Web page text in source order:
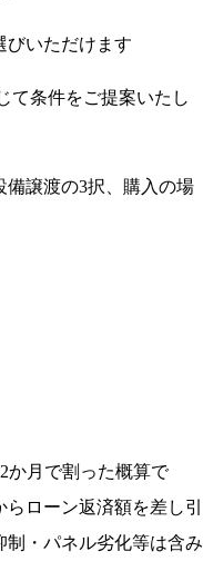
びいただけます
て条件をご提案いたし
譲渡の3択、購入の場
か月で割った概算で
ローン返済額を差し引
制・パネル劣化等は含み